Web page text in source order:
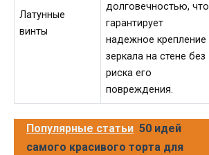
Латунные
винты
долговечностью, что
гарантирует
надежное крепление
зеркала на стене без
риска его
повреждения.
Популярные статьи 50 идей
самого красивого торта для